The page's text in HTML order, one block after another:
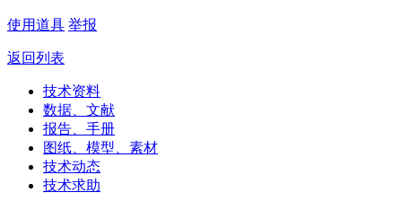
使用道具 举报
返回列表
技术资料
数据、文献
报告、手册
图纸、模型、素材
技术动态
技术求助